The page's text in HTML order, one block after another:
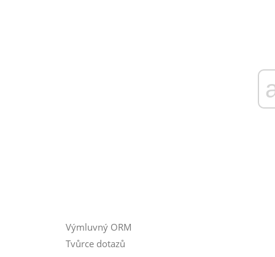
Výmluvný ORM
Tvůrce dotazů